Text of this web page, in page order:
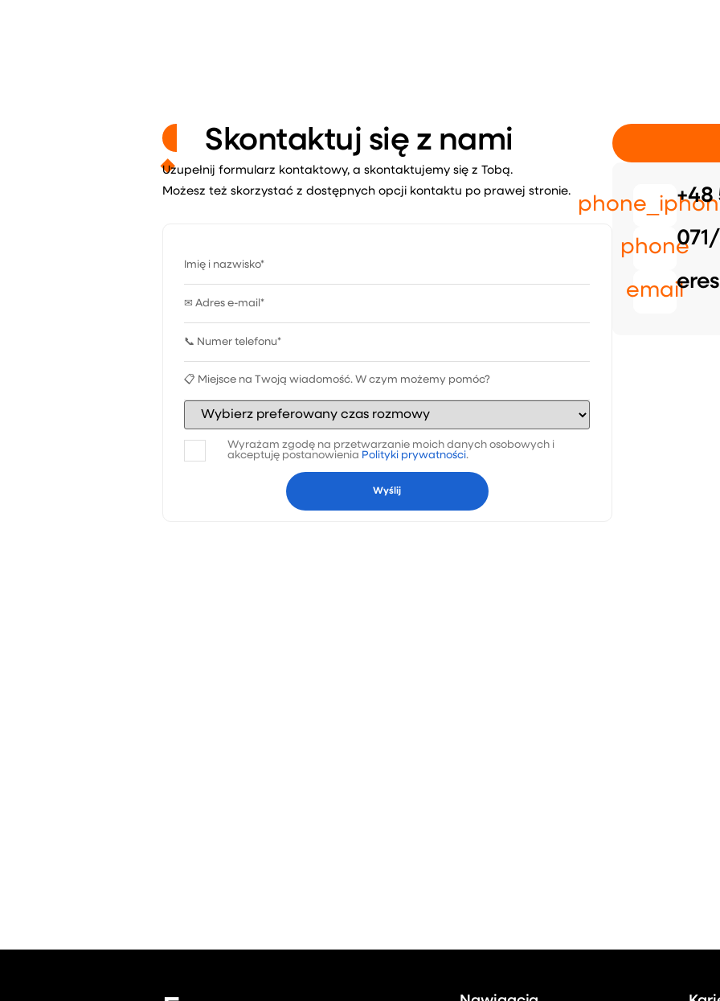
Skontaktuj się z nami
Uzupełnij formularz kontaktowy, a skontaktujemy się z Tobą.
Możesz też skorzystać z dostępnych opcji kontaktu po prawej stronie.
Wyrażam zgodę na przetwarzanie moich danych osobowych i
akceptuję postanowienia Polityki prywatności.
+48
phone
email